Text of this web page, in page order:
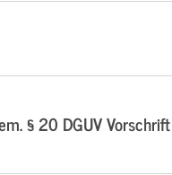
§ 20 DGUV Vorschrift